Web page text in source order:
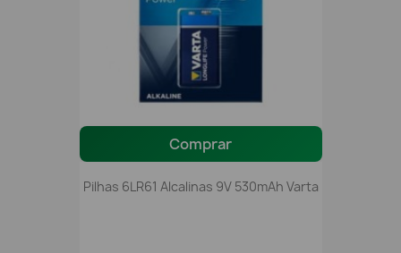
Comprar
Pilhas 6LR61 Alcalinas 9V 530mAh Varta